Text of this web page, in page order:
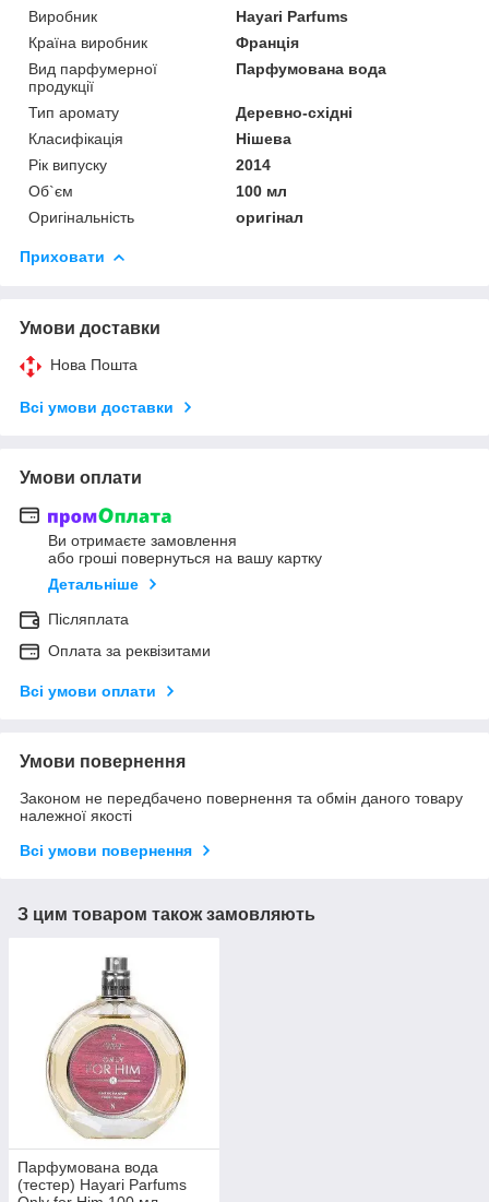
Виробник
Hayari Parfums
Країна виробник
Франція
Вид парфумерної
продукції
Парфумована вода
Тип аромату
Деревно-східні
Класифікація
Нішева
Рік випуску
2014
Об`єм
100 мл
Оригінальність
оригінал
Приховати
Умови доставки
Нова Пошта
Всі умови доставки
Умови оплати
Ви отримаєте замовлення
або гроші повернуться на вашу картку
Детальніше
Післяплата
Оплата за реквізитами
Всі умови оплати
Умови повернення
Законом не передбачено повернення та обмін даного товару
належної якості
Всі умови повернення
З цим товаром також замовляють
Парфумована вода
(тестер) Hayari Parfums